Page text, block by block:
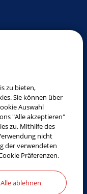
zu bieten,
Sie können über
Auswahl
"Alle akzeptieren"
zu. Mithilfe des
nicht
der verwendeten
Präferenzen.
Alle ablehnen